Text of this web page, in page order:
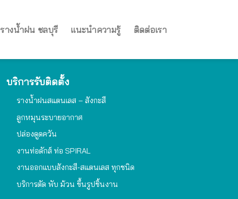
รางน้ำฝน ชลบุรี แนะนำความรู้ ติดต่อเรา
บริการรับติดตั้ง
รางน้ำฝนสแตนเลส – สังกะสี
ลูกหมุนระบายอากาศ
ปล่องดูดควัน
งานท่อดักส์ ท่อ SPIRAL
งานออกแบบสังกะสี-สแตนเลส ทุกชนิด
บริการตัด พับ ม้วน ขึ้นรูปชิ้นงาน